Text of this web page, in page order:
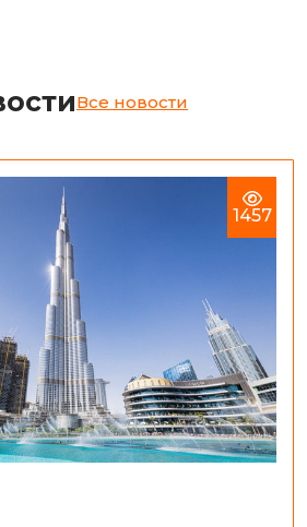
Все новости
1457